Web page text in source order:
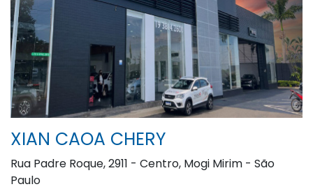
XIAN CAOA CHERY
Rua Padre Roque, 2911 - Centro, Mogi Mirim - São
Paulo